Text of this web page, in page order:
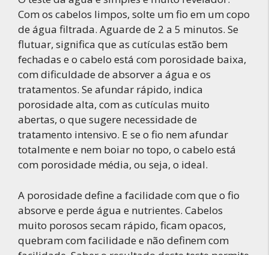
Com os cabelos limpos, solte um fio em um copo
de água filtrada. Aguarde de 2 a 5 minutos. Se
flutuar, significa que as cutículas estão bem
fechadas e o cabelo está com porosidade baixa,
com dificuldade de absorver a água e os
tratamentos. Se afundar rápido, indica
porosidade alta, com as cutículas muito
abertas, o que sugere necessidade de
tratamento intensivo. E se o fio nem afundar
totalmente e nem boiar no topo, o cabelo está
com porosidade média, ou seja, o ideal.
A porosidade define a facilidade com que o fio
absorve e perde água e nutrientes. Cabelos
muito porosos secam rápido, ficam opacos,
quebram com facilidade e não definem com